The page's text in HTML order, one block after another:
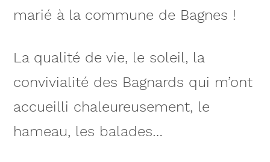
marié à la commune de Bagnes !
La qualité de vie, le soleil, la
convivialité des Bagnards qui m’ont
accueilli chaleureusement, le
hameau, les balades…